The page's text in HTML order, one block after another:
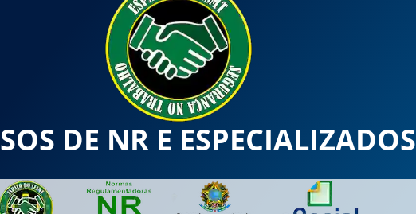
DE NR E ESPECIALIZADOS